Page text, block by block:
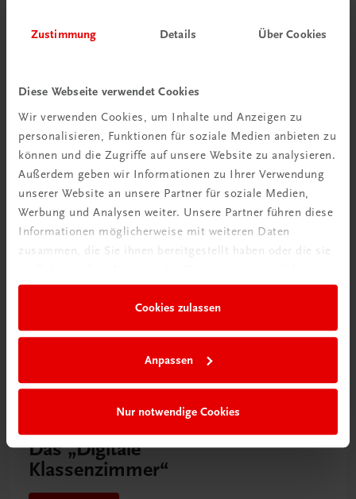
Zustimmung Details Über Cookies
Diese Webseite verwendet Cookies
Wir verwenden Cookies, um Inhalte und Anzeigen zu
personalisieren, Funktionen für soziale Medien anbieten zu
können und die Zugriffe auf unsere Website zu analysieren.
Außerdem geben wir Informationen zu Ihrer Verwendung
unserer Website an unsere Partner für soziale Medien,
Werbung und Analysen weiter. Unsere Partner führen diese
Informationen möglicherweise mit weiteren Daten
zusammen, die Sie ihnen bereitgestellt haben oder die sie
Cookies zulassen
Anpassen
Nur notwendige Cookies
Schon entdeckt?
Ratgeber Schulpraxis
Mehr dazu
Das „Digitale
Klassenzimmer“